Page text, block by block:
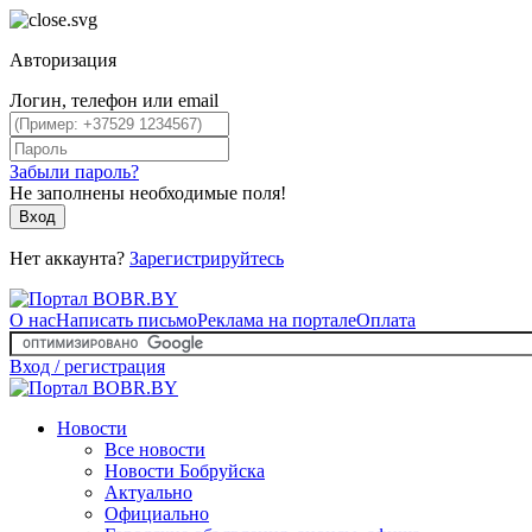
Авторизация
Логин, телефон или email
Забыли пароль?
Не заполнены необходимые поля!
Вход
Нет аккаунта? Зарегистрируйтесь
О насНаписать письмоРеклама на порталеОплата
Вход / регистрация
Новости
Все новости
Новости Бобруйска
Актуально
Официально